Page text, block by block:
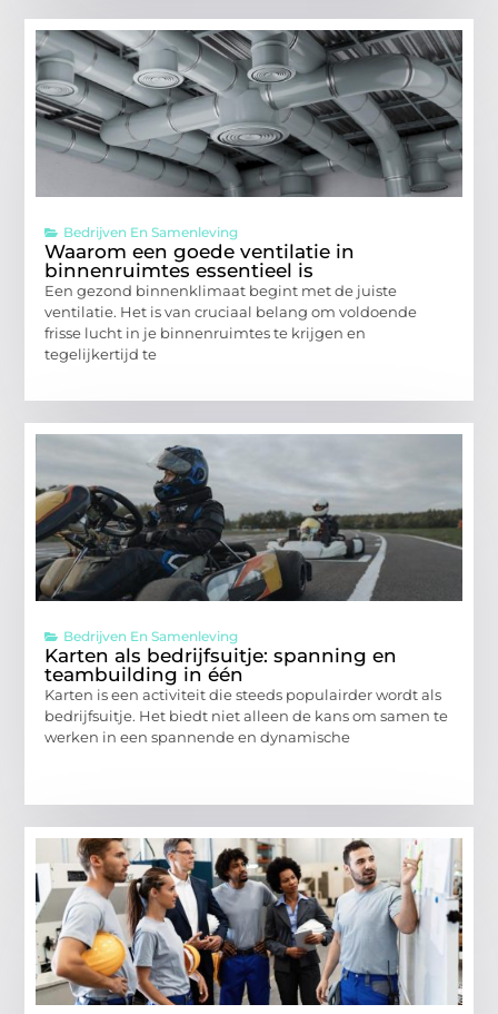
Bedrijven En Samenleving
Waarom een goede ventilatie in
binnenruimtes essentieel is
Een gezond binnenklimaat begint met de juiste
ventilatie. Het is van cruciaal belang om voldoende
frisse lucht in je binnenruimtes te krijgen en
tegelijkertijd te
Bedrijven En Samenleving
Karten als bedrijfsuitje: spanning en
teambuilding in één
Karten is een activiteit die steeds populairder wordt als
bedrijfsuitje. Het biedt niet alleen de kans om samen te
werken in een spannende en dynamische